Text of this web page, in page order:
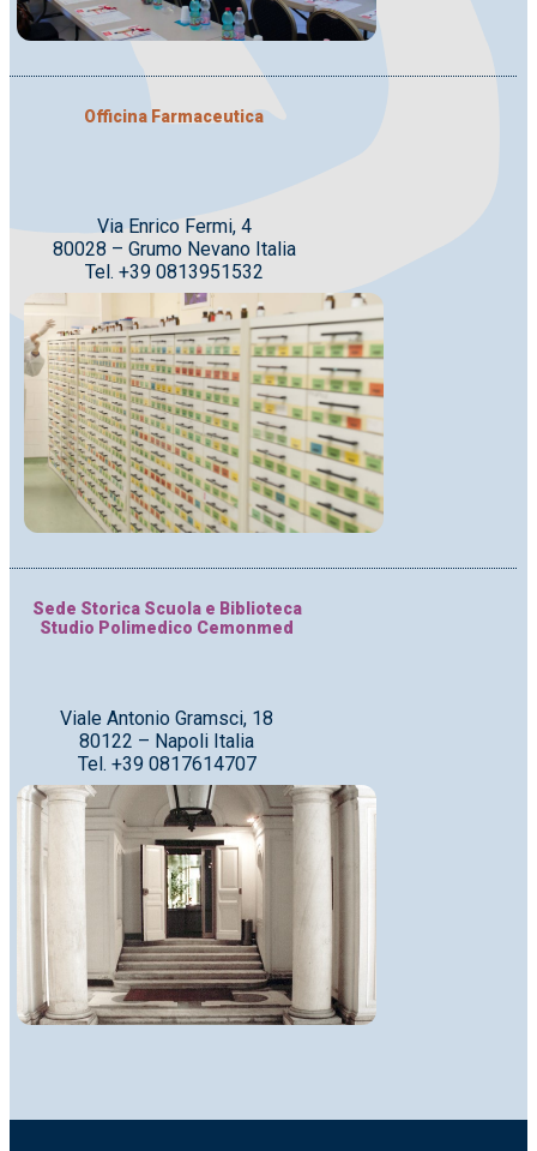
Officina Farmaceutica
Via Enrico Fermi, 4
80028 – Grumo Nevano Italia
Tel. +39 0813951532
Sede Storica Scuola e Biblioteca
Studio Polimedico Cemonmed
Viale Antonio Gramsci, 18
80122 – Napoli Italia
Tel. +39 0817614707